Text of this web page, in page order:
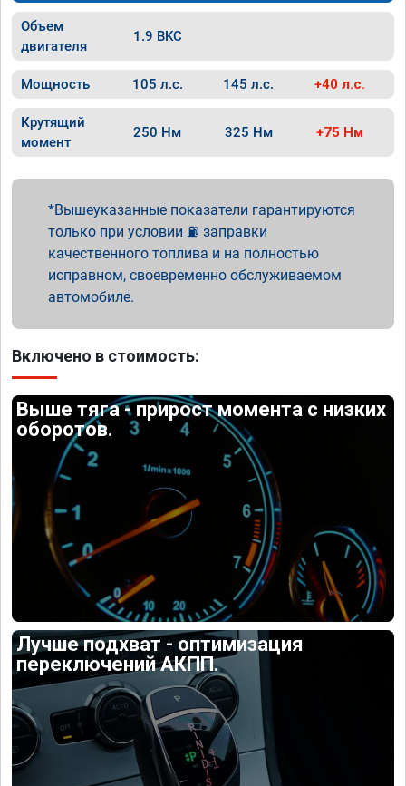
Объем
двигателя
1.9 BKC
Мощность 105 л.с. 145 л.с. +40 л.с.
Крутящий
момент
250 Нм 325 Нм +75 Нм
Вышеуказанные показатели гарантируются
только при условии ⛽ заправки
качественного топлива и на полностью
исправном, своевременно обслуживаемом
автомобиле.
Включено в стоимость:
Выше тяга - прирост момента с низких
оборотов.
Лучше подхват - оптимизация
переключений АКПП.